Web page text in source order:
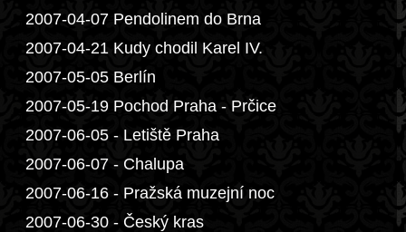
2007-04-07 Pendolinem do Brna
2007-04-21 Kudy chodil Karel IV.
2007-05-05 Berlín
2007-05-19 Pochod Praha - Prčice
2007-06-05 - Letiště Praha
2007-06-07 - Chalupa
2007-06-16 - Pražská muzejní noc
2007-06-30 - Český kras